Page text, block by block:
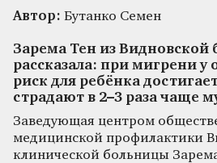
Автор: Бутанко Семен
Зарема Тен из Видновской
рассказала: при мигрени у
риск для ребёнка
страдают в 2–3 раза чаще
Заведующая центром
медицинской профилактики
клинической больницы